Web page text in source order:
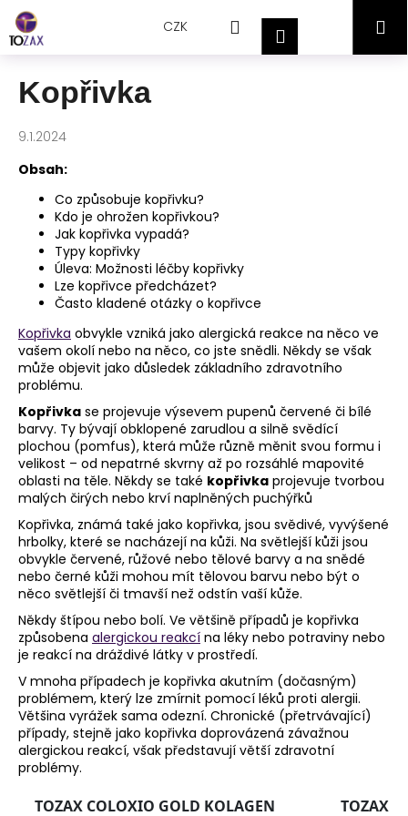
Přejít
obsah
CZK HledatPřihlášeníNákupní
Kopřivka
9.1.2024
Obsah:
Co způsobuje kopřivku?
Kdo je ohrožen kopřivkou?
Jak kopřivka vypadá?
Typy kopřivky
Úleva: Možnosti léčby kopřivky
Lze kopřivce předcházet?
Často kladené otázky o kopřivce
Kopřivka obvykle vzniká jako alergická reakce na něco ve
vašem okolí nebo na něco, co jste snědli. Někdy se však
může objevit jako důsledek základního zdravotního
problému.
Kopřivka se projevuje výsevem pupenů červené či bílé
barvy. Ty bývají obklopené zarudlou a silně svědící
plochou (pomfus), která může různě měnit svou formu i
velikost – od nepatrné skvrny až po rozsáhlé mapovité
oblasti na těle. Někdy se také kopřivka projevuje tvorbou
malých čirých nebo krví naplněných puchýřků
Kopřivka, známá také jako kopřivka, jsou svědivé, vyvýšené
hrbolky, které se nacházejí na kůži. Na světlejší kůži jsou
obvykle červené, růžové nebo tělové barvy a na snědé
nebo černé kůži mohou mít tělovou barvu nebo být o
něco světlejší či tmavší než odstín vaší kůže.
Někdy štípou nebo bolí. Ve většině případů je kopřivka
způsobena alergickou reakcí na léky nebo potraviny nebo
je reakcí na dráždivé látky v prostředí.
V mnoha případech je kopřivka akutním (dočasným)
problémem, který lze zmírnit pomocí léků proti alergii.
Většina vyrážek sama odezní. Chronické (přetrvávající)
případy, stejně jako kopřivka doprovázená závažnou
alergickou reakcí, však představují větší zdravotní
problémy.
o
C
p
o
e
t
e
n
a
j
í
t
?
HLEDAT
D
o
p
o
r